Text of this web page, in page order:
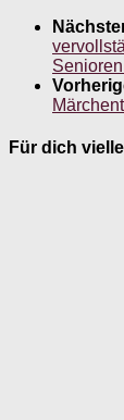
Für dich